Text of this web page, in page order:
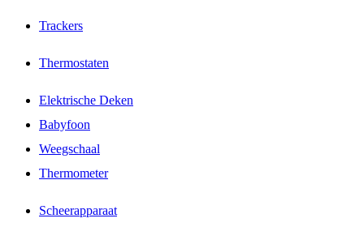
Trackers
Thermostaten
Elektrische Deken
Babyfoon
Weegschaal
Thermometer
Scheerapparaat